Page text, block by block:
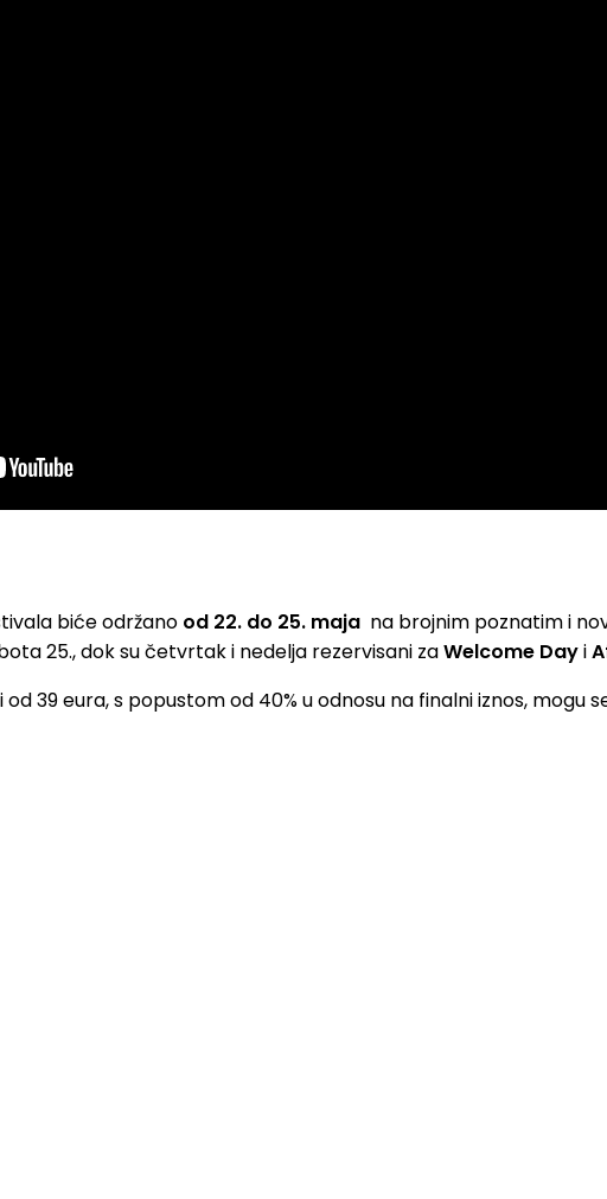
biće održano od 22. do 25. maja na brojnim poznatim i
25., dok su četvrtak i nedelja rezervisani zaWelcome Dayi
39 eura, s popustom od 40% u odnosu na finalni iznos, mogu